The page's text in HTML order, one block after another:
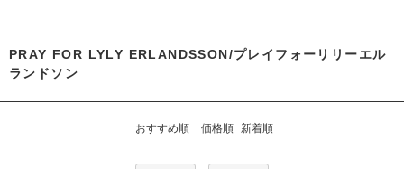
PRAY FOR LYLY ERLANDSSON/プレイフォーリリーエル
ランドソン
おすすめ順 価格順 新着順